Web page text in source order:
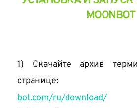
MOONBOT
1) Скачайте архив
bot.com/ru/download/